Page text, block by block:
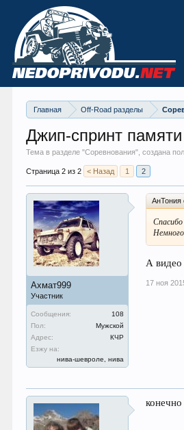
Главная Off-Road разделы
Джип-спринт
Тема в разделе "Соревнования", создана
Страница 2 из 2 < Назад 1 2
Ахмат999
Участник
Сообщения:
108
Пол:
Мужской
Адрес:
КЧР
Езжу на:
нива-шевроле, нива
АнТония
А видео
17 ноя
конечно